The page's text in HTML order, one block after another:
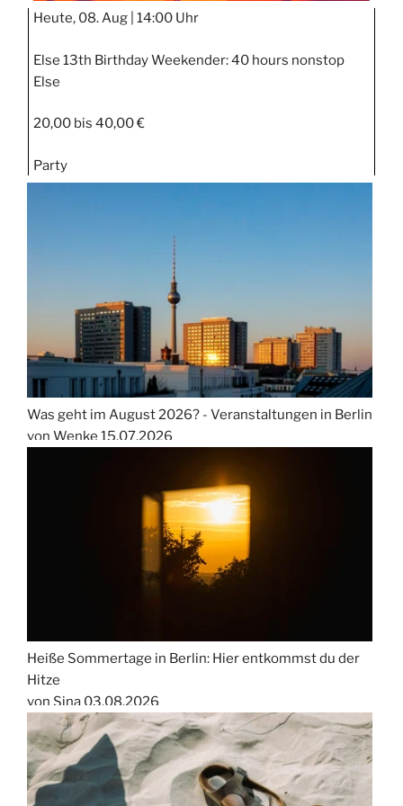
Heute, 08. Aug | 14:00 Uhr
Else 13th Birthday Weekender: 40 hours nonstop
Else
20,00 bis 40,00 €
Party
Was geht im August 2026? - Veranstaltungen in Berlin
von Wenke 15.07.2026
Heiße Sommertage in Berlin: Hier entkommst du der
Hitze
von Sina 03.08.2026